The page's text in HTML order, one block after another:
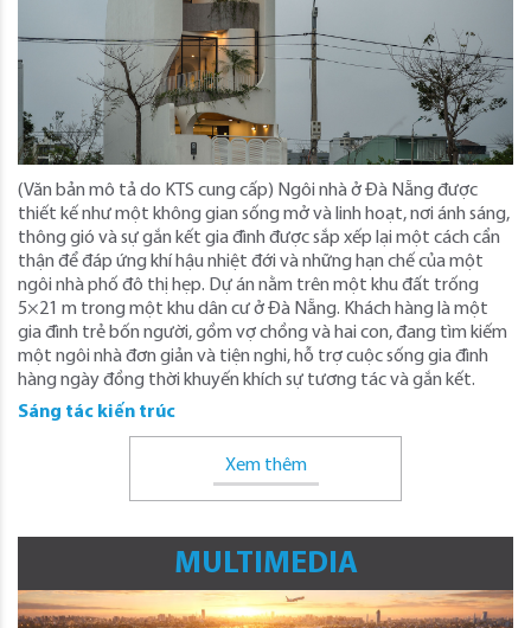
(Văn bản mô tả do KTS cung cấp) Ngôi nhà ở Đà Nẵng được
thiết kế như một không gian sống mở và linh hoạt, nơi ánh sáng,
thông gió và sự gắn kết gia đình được sắp xếp lại một cách cẩn
thận để đáp ứng khí hậu nhiệt đới và những hạn chế của một
ngôi nhà phố đô thị hẹp. Dự án nằm trên một khu đất trống
5×21 m trong một khu dân cư ở Đà Nẵng. Khách hàng là một
gia đình trẻ bốn người, gồm vợ chồng và hai con, đang tìm kiếm
một ngôi nhà đơn giản và tiện nghi, hỗ trợ cuộc sống gia đình
hàng ngày đồng thời khuyến khích sự tương tác và gắn kết.
Sáng tác kiến trúc
Xem thêm
MULTIMEDIA